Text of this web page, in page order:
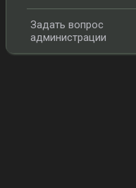
Задать вопрос
администрации